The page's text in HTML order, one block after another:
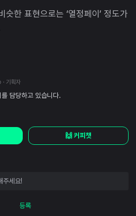
슷한 표현으로는 ‘열정페이’ 정도가
· 기획자
담당하고 있습니다.
🙌 커피챗
등록